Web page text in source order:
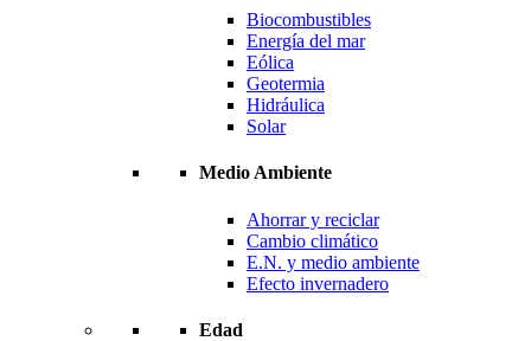
Biocombustibles
Energía del mar
Eólica
Geotermia
Hidráulica
Solar
Medio Ambiente
Ahorrar y reciclar
Cambio climático
E.N. y medio ambiente
Efecto invernadero
Edad